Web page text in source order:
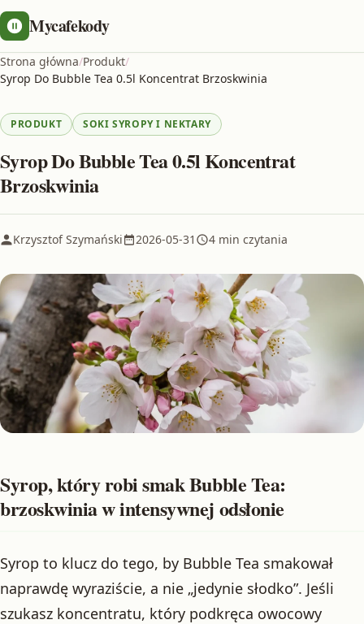
Mycafekody
Strona główna/Produkt/
Syrop Do Bubble Tea 0.5l Koncentrat Brzoskwinia
PRODUKT SOKI SYROPY I NEKTARY
Syrop Do Bubble Tea 0.5l Koncentrat
Brzoskwinia
Krzysztof Szymański 2026-05-31 4 min czytania
Syrop, który robi smak Bubble Tea:
brzoskwinia w intensywnej odsłonie
Syrop to klucz do tego, by Bubble Tea smakował
naprawdę wyraziście, a nie „jedynie słodko”. Jeśli
szukasz koncentratu, który podkręca owocowy